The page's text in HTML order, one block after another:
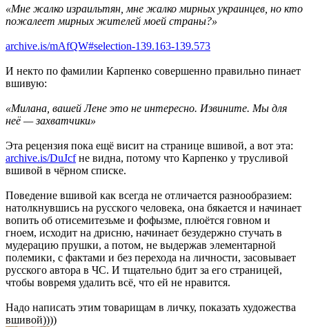
«Мне жалко израильтян, мне жалко мирных украинцев, но кто
пожалеет мирных жителей моей страны?»
archive.is/mAfQW#selection-139.163-139.573
И некто по фамилии Карпенко совершенно правильно пинает
вшивую:
«Милана, вашей Лене это не интересно. Извините. Мы для
неё — захватчики»
Эта рецензия пока ещё висит на странице вшивой, а вот эта:
archive.is/DuJcfне видна, потому что Карпенко у трусливой
вшивой в чёрном списке.
Поведение вшивой как всегда не отличается разнообразием:
натолкнувшись на русского человека, она бякается и начинает
вопить об отисемитезьме и фофызме, плюётся говном и
гноем, исходит на дрисню, начинает безудержно стучать в
мудерацию прушки, а потом, не выдержав элементарной
полемики, с фактами и без перехода на личности, засовывает
русского автора в ЧС. И тщательно бдит за его страницей,
чтобы вовремя удалить всё, что ей не нравится.
Надо написать этим товарищам в личку, показать художества
вшивой))))